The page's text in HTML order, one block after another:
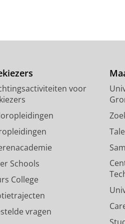
voor
Schools
College
vragen